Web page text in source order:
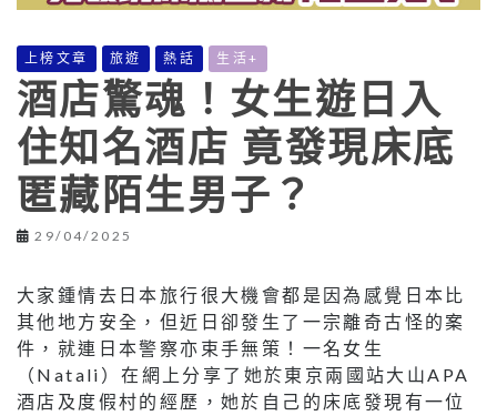
上榜文章 旅遊 熱話 生活+
酒店驚魂！女生遊日入
住知名酒店 竟發現床底
匿藏陌生男子？
29/04/2025
大家鍾情去日本旅行很大機會都是因為感覺日本比
其他地方安全，但近日卻發生了一宗離奇古怪的案
件，就連日本警察亦束手無策！一名女生
（Natali）在網上分享了她於東京兩國站大山APA
酒店及度假村的經歷，她於自己的床底發現有一位